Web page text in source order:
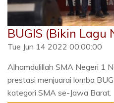
BUGIS (Bikin Lagu
Tue Jun 14 2022 00:00:00
Alhamdulillah SMA Negeri 1
prestasi menjuarai lomba
kategori SMA se-Jawa Barat.